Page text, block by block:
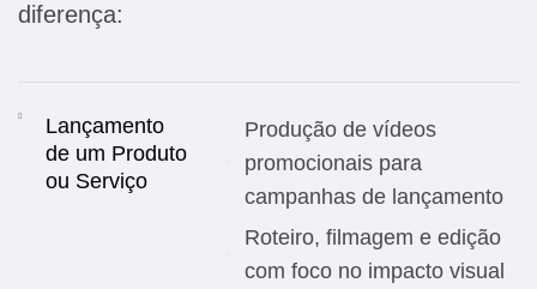
diferença:
Lançamento
de um Produto
ou Serviço
Produção de vídeos
promocionais para
campanhas de lançamento
Roteiro, filmagem e edição
com foco no impacto visual